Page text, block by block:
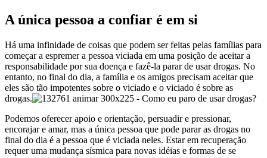
A única pessoa a confiar é em si
Há uma infinidade de coisas que podem ser feitas pelas famílias para
começar a espremer a pessoa viciada em uma posição de aceitar a
responsabilidade por sua doença e fazê-la parar de usar drogas. No
entanto, no final do dia, a família e os amigos precisam aceitar que
eles são tão impotentes sobre o viciado e o viciado é sobre as
drogas.
Podemos oferecer apoio e orientação, persuadir e pressionar,
encorajar e amar, mas a única pessoa que pode parar as drogas no
final do dia é a pessoa que é viciada neles. Estar em recuperação
requer uma mudança sísmica para novas idéias e formas de se